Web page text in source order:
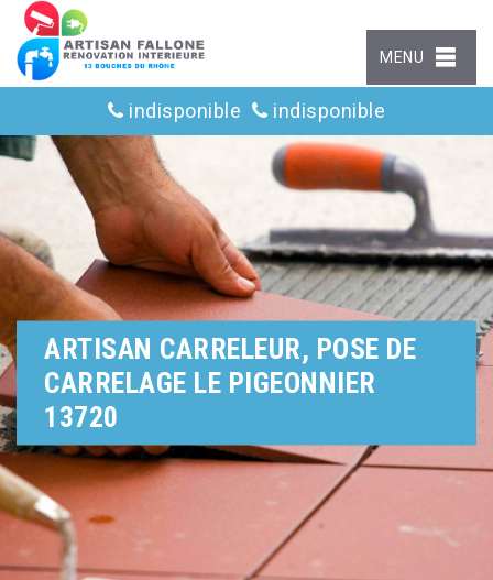
MENU
indisponible indisponible
ARTISAN CARRELEUR, POSE DE
CARRELAGE LE PIGEONNIER
13720